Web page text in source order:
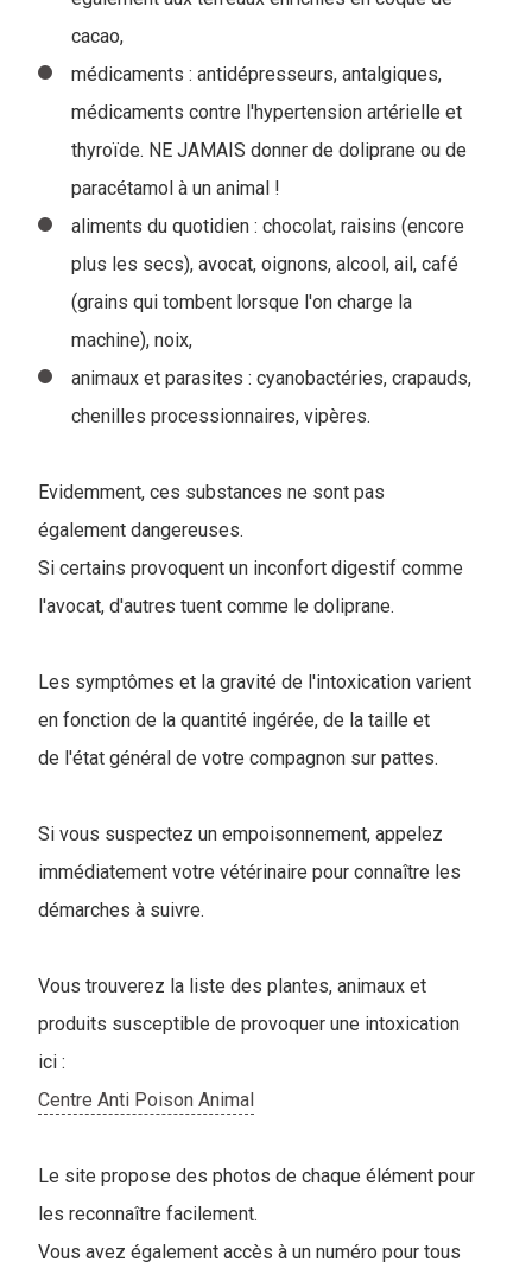
cacao,
médicaments : antidépresseurs, antalgiques,
médicaments contre l'hypertension artérielle et
thyroïde. NE JAMAIS donner de doliprane ou de
paracétamol à un animal !
aliments du quotidien : chocolat, raisins (encore
plus les secs), avocat, oignons, alcool, ail, café
(grains qui tombent lorsque l'on charge la
machine), noix,
animaux et parasites : cyanobactéries, crapauds,
chenilles processionnaires, vipères.
Evidemment, ces substances ne sont pas
également dangereuses.
Si certains provoquent un inconfort digestif comme
l'avocat, d'autres tuent comme le doliprane.
Les symptômes et la gravité de l'intoxication varient
en fonction de la quantité ingérée, de la taille et
de l'état général de votre compagnon sur pattes.
Si vous suspectez un empoisonnement, appelez
immédiatement votre vétérinaire pour connaître les
démarches à suivre.
Vous trouverez la liste des plantes, animaux et
produits susceptible de provoquer une intoxication
ici :
Centre Anti Poison Animal
Le site propose des photos de chaque élément pour
les reconnaître facilement.
Vous avez également accès à un numéro pour tous